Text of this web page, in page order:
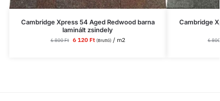
Cambridge Xpress 54 Aged Redwood barna
laminált zsindely
6 800Ft 6 120 Ft (Bruttó)/ m2
Cambridge
6